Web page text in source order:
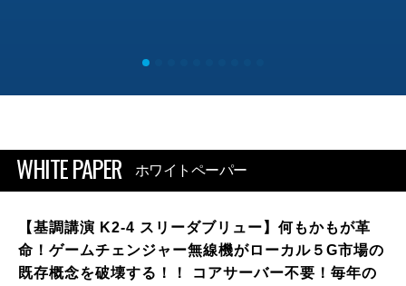
WHITE PAPER ホワイトペーパー
【基調講演 K2-4 スリーダブリュー】何もかもが革
命！ゲームチェンジャー無線機がローカル５G市場の
既存概念を破壊する！！ コアサーバー不要！毎年の